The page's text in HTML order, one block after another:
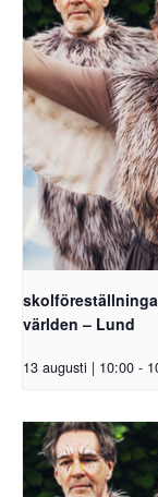
världen – Lund
13 augusti | 10:00 -